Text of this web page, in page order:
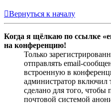
Вернуться к началу
Когда я щёлкаю по ссылке
на конференцию!
Только
отправлять email-
встроенную в
администратор
сделано для того, чтобы
почтовой системой